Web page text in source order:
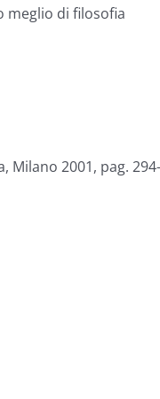
meglio di filosofia
2001, pag.